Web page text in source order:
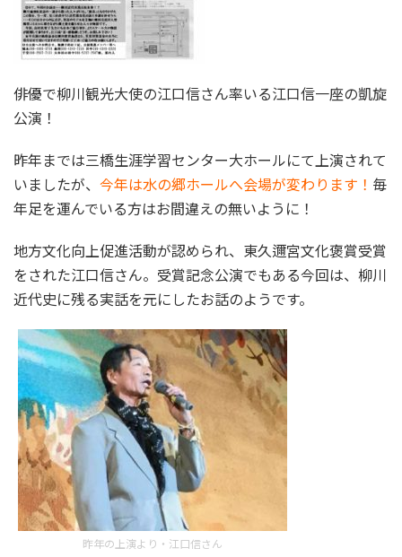
俳優で柳川観光大使の江口信さん率いる江口信一座の凱旋
公演！
昨年までは三橋生涯学習センター大ホールにて上演されて
いましたが、 今年は水の郷ホールへ会場が変わります！ 毎
年足を運んでいる方はお間違えの無いように！
地方文化向上促進活動が認められ、東久邇宮文化褒賞受賞
をされた江口信さん。受賞記念公演でもある今回は、柳川
近代史に残る実話を元にしたお話のようです。
昨年の上演より・江口信さん